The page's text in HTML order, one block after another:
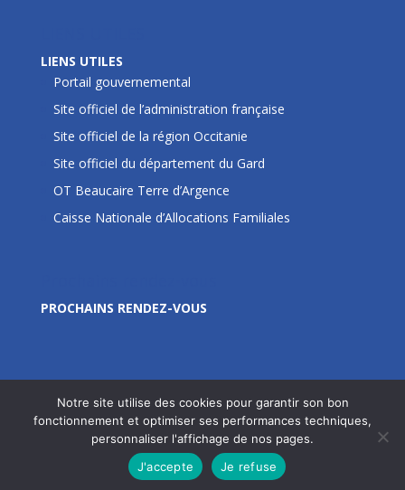
LIENS UTILES
Portail gouvernemental
Site officiel de l’administration française
Site officiel de la région Occitanie
Site officiel du département du Gard
OT Beaucaire Terre d’Argence
Caisse Nationale d’Allocations Familiales
PROCHAINS RENDEZ-VOUS
Site édité par la Commune de Jonquières Saint Vincent
- © 2020
Notre site utilise des cookies pour garantir son bon
fonctionnement et optimiser ses performances techniques,
personnaliser l'affichage de nos pages.
J'accepte
Je refuse